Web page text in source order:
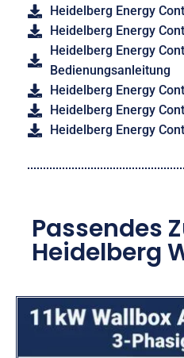
Heidelberg Energy
Heidelberg Energy
Heidelberg Energy
Bedienungsanleitung
Heidelberg Energy
Heidelberg Energy
Heidelberg Energy
Passendes
Heidelberg